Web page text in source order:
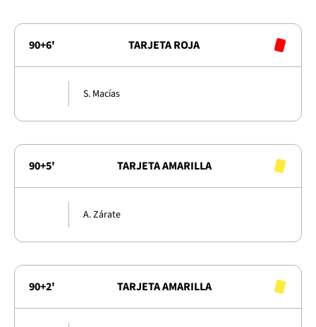
90+6' TARJETA ROJA
S. Macías
90+5' TARJETA AMARILLA
A. Zárate
90+2' TARJETA AMARILLA